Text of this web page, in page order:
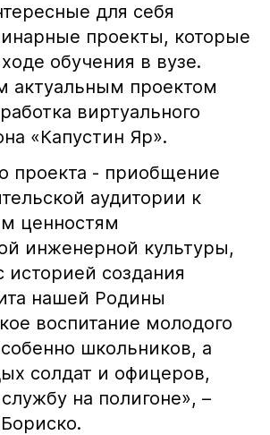
для себя
проекты, которые
обучения в вузе.
актуальным проектом
виртуального
«Капустин Яр».
проекта - приобщение
аудитории к
ценностям
инженерной культуры,
историей создания
нашей Родины
воспитание молодого
школьников, а
солдат и офицеров,
на полигоне», –